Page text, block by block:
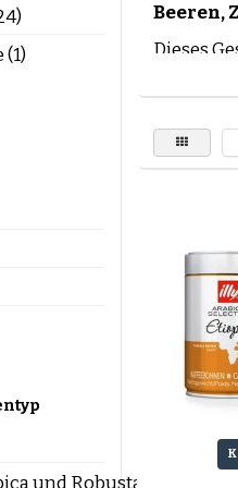
und Robusta (9)
Beeren,
Dieses
reichen
und
Wie
Oft
Wie
Diese
Anbau,
Für den